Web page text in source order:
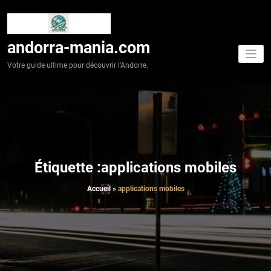
andorra-mania.com
Votre guide ultime pour découvrir l'Andorre.
Étiquette :applications mobiles
Accueil » applications mobiles